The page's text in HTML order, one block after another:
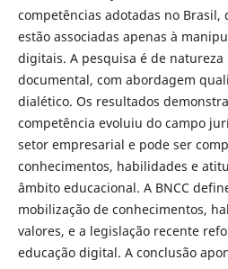
competências adotadas no Brasil,
estão associadas apenas à
digitais. A pesquisa é de
documental, com abordagem
dialético. Os resultados
competência evoluiu do campo
setor empresarial e pode ser
conhecimentos, habilidades e
âmbito educacional. A BNCC
mobilização de conhecimentos,
valores, e a legislação recente
educação digital. A conclusão